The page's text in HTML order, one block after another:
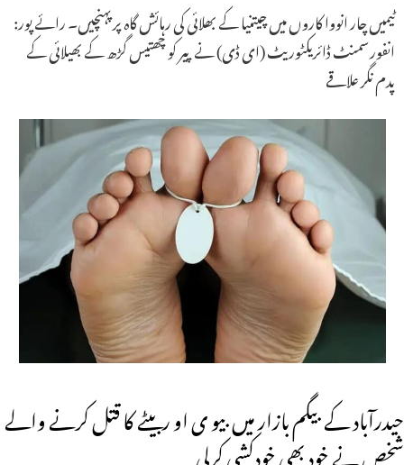
ٹیمیں چار انووا کاروں میں چیتنیا کے بھلائی کی رہائش گاہ پر پہنچیں۔ رائے پور:
انفورسمنٹ ڈائریکٹوریٹ (ای ڈی) نے پیر کو چھتیس گڑھ کے بھیلائی کے
پدم نگر علاقے
حیدرآباد کے بیگم بازار میں بیو ی او ربیٹے کا قتل کرنے والے
شخص نے خود بھی خودکشی کرلی